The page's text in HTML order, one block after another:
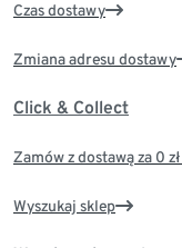
Czas dostawy
Zmiana adresu dostawy
Click & Collect
Zamów z dostawą za 0
Wyszukaj sklep